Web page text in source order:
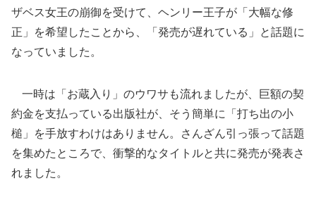
ザベス女王の崩御を受けて、ヘンリー王子が「大幅な修
正」を希望したことから、「発売が遅れている」と話題に
なっていました。
一時は「お蔵入り」のウワサも流れましたが、巨額の契
約金を支払っている出版社が、そう簡単に「打ち出の小
槌」を手放すわけはありません。さんざん引っ張って話題
を集めたところで、衝撃的なタイトルと共に発売が発表さ
れました。